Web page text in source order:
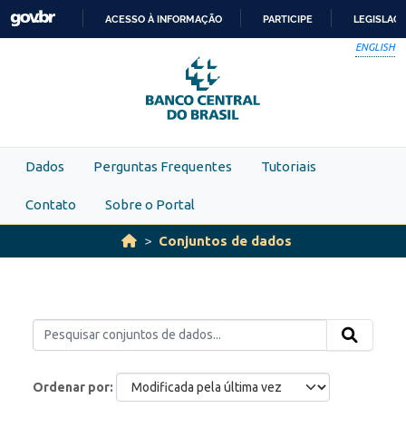
Skip to main content
PARA
O
CONTEÚDO
ACESSO À INFORMAÇÃO PARTICIPE
ENGLISH
Dados Perguntas Frequentes Tutoriais
Contato Sobre o Portal
Conjuntos de dados
Ordenar por